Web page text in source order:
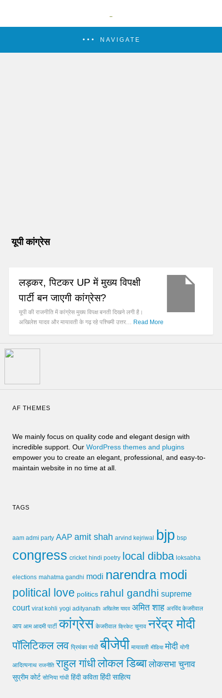
NAVIGATE
यूपी कांग्रेस
लड़कर, पिटकर UP में मुख्य विपक्षी
पार्टी बन जाएगी कांग्रेस?
यूपी की राजनीति में कांग्रेस मुख्य विपक्ष बनती दिखने लगी है।
अखिलेश यादव और मायावती के गढ़ रहे पश्चिमी उत्तर… Read More
AF THEMES
We mainly focus on quality code and elegant design with
incredible support. Our WordPress themes and plugins
empower you to create an elegant, professional, and easy-to-
maintain website in no time at all.
TAGS
aam admi party AAP amit shah arvind kejriwal bjp bsp
congress cricket hindi poetry local dibba loksabha
elections mahatma gandhi modi narendra modi
political love politics rahul gandhi supreme
court virat kohli yogi adityanath अखिलेश यादव अमित शाह अरविंद केजरीवाल
आप आम आदमी पार्टी कांग्रेस केजरीवाल क्रिकेट चुनाव नरेंद्र मोदी
पॉलिटिकल लव प्रियंका गांधी बीजेपी मायावती मीडिया मोदी योगी
आदित्यनाथ राजनीति राहुल गांधीलोकल डिब्बा लोकसभा चुनाव
सुप्रीम कोर्ट सोनिया गांधी हिंदी कविता हिंदी साहित्य